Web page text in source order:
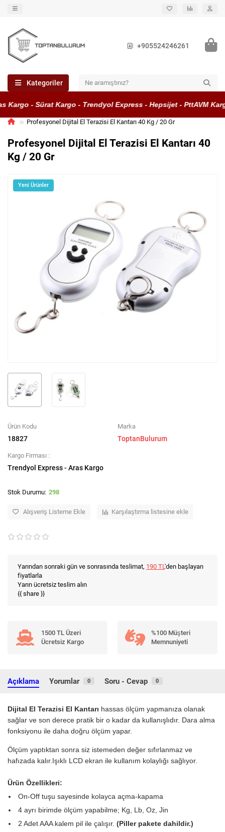
+905524246261
Kategoriler
- Sürat Kargo - Trendyol Express - Hepsijet - PttAVM Kargo
Profesyonel Dijital El Terazisi El Kantarı 40 Kg / 20 Gr
Profesyonel Dijital El Terazisi El Kantarı 40
Kg / 20 Gr
Yeni Ürünler
Ürün Kodu
18827
Marka
ToptanBulurum
Kargo Firması :
Trendyol Express - Aras Kargo
298
Alışveriş Listeme Ekle Karşılaştırma listesine ekle
Yarından sonraki gün ve sonrasında teslimat, 190 TL'den başlayan
fiyatlarla
Yarın ücretsiz teslim alın
{{ share }}
1500 TL Üzeri
Ücretsiz Kargo
%100 Müşteri
Memnuniyeti
Açıklama Yorumlar 0 Soru - Cevap 0
Dijital El Terazisi El Kantarı hassas ölçüm yapmanıza olanak
sağlar ve son derece pratik bir o kadar da kullanışlıdır. Dara alma
fonksiyonu ile daha doğru ölçüm yapar.
Ölçüm yaptıktan sonra siz istemeden değer sıfırlanmaz ve
hafızada kalır.Işıklı LCD ekran ile kullanım kolaylığı sağlıyor.
Ürün Özellikleri:
On-Off tuşu sayesinde kolayca açma-kapama
4 ayrı birimde ölçüm yapabilme; Kg, Lb, Oz, Jin
2 Adet AAA kalem pil ile çalışır. (Piller pakete dahildir.)